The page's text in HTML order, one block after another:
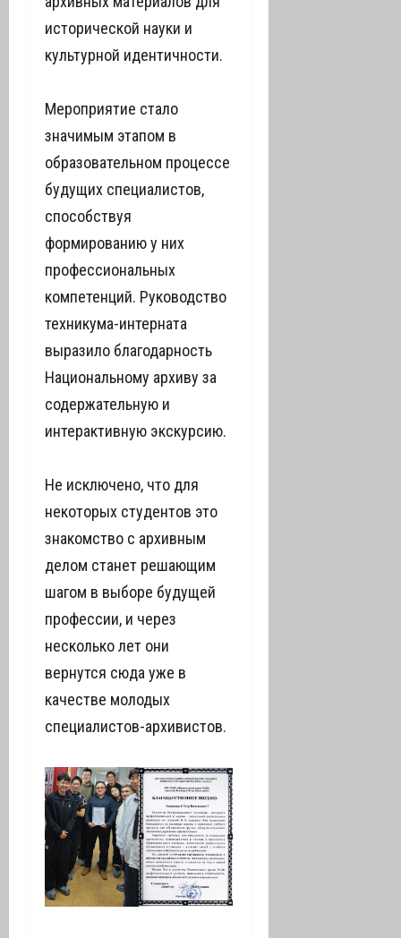
исторической науки и
культурной идентичности.
Мероприятие стало
значимым этапом в
образовательном процессе
будущих специалистов,
способствуя
формированию у них
профессиональных
компетенций. Руководство
техникума-интерната
выразило благодарность
Национальному архиву за
содержательную и
интерактивную экскурсию.
Не исключено, что для
некоторых студентов это
знакомство с архивным
делом станет решающим
шагом в выборе будущей
профессии, и через
несколько лет они
вернутся сюда уже в
качестве молодых
специалистов-архивистов.